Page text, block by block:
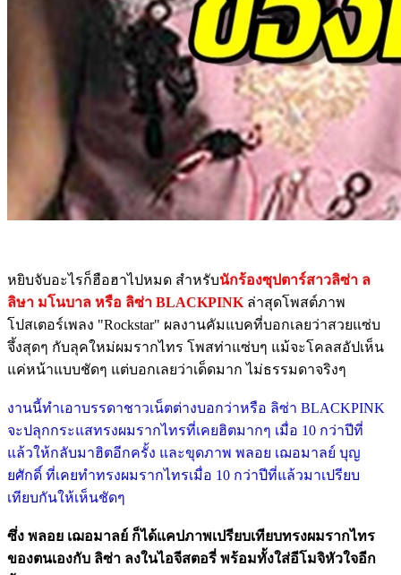
หยิบจับอะไรก็ฮือฮาไปหมด สำหรับนักร้องซุปตาร์สาวลิซ่า ล
ลิษา มโนบาล หรือ ลิซ่า BLACKPINK ล่าสุดโพสต์ภาพ
โปสเตอร์เพลง "Rockstar" ผลงานคัมแบคที่บอกเลยว่าสวยแซ่บ
จึ้งสุดๆ กับลุคใหม่ผมรากไทร โพสท่าแซ่บๆ แม้จะโคลสอัปเห็น
แค่หน้าแบบชัดๆ แต่บอกเลยว่าเด็ดมาก ไม่ธรรมดาจริงๆ
งานนี้ทำเอาบรรดาชาวเน็ตต่างบอกว่าหรือ ลิซ่า BLACKPINK
จะปลุกกระแสทรงผมรากไทรที่เคยฮิตมากๆ เมื่อ 10 กว่าปีที่
แล้วให้กลับมาฮิตอีกครั้ง และขุดภาพ พลอย เฌอมาลย์ บุญ
ยศักดิ์ ที่เคยทำทรงผมรากไทรเมื่อ 10 กว่าปีที่แล้วมาเปรียบ
เทียบกันให้เห็นชัดๆ
ซึ่ง พลอย เฌอมาลย์ ก็ได้แคปภาพเปรียบเทียบทรงผมรากไทร
ของตนเองกับ ลิซ่า ลงในไอจีสตอรี่ พร้อมทั้งใส่อีโมจิหัวใจอีก